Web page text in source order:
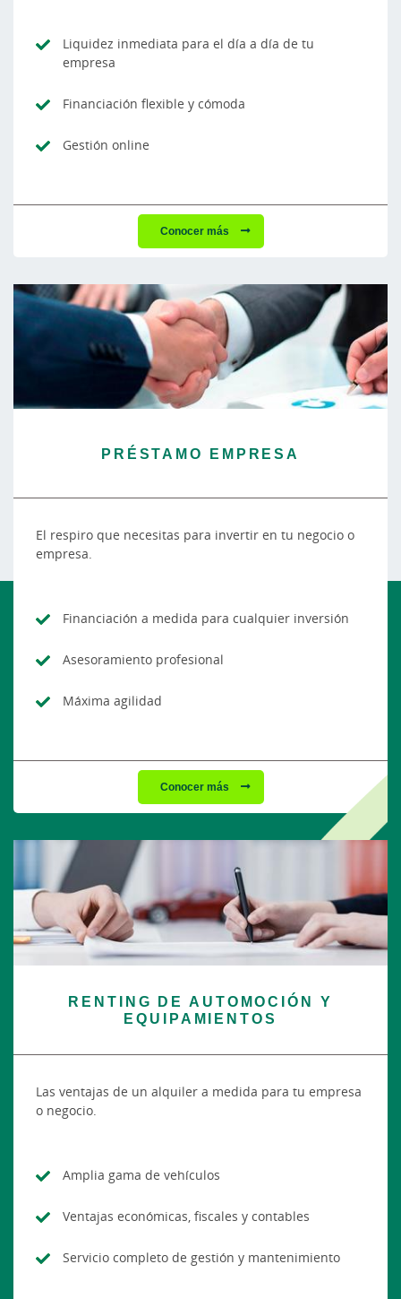
Liquidez inmediata para el día a día de tu
empresa
Financiación flexible y cómoda
Gestión online
Conocer más
PRÉSTAMO EMPRESA
El respiro que necesitas para invertir en tu negocio o
empresa.
Financiación a medida para cualquier inversión
Asesoramiento profesional
Máxima agilidad
Conocer más
RENTING DE AUTOMOCIÓN Y
EQUIPAMIENTOS
Las ventajas de un alquiler a medida para tu empresa
o negocio.
Amplia gama de vehículos
Ventajas económicas, fiscales y contables
Servicio completo de gestión y mantenimiento